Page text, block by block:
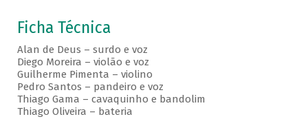
Ficha Técnica
Alan de Deus – surdo e voz
Diego Moreira – violão e voz
Guilherme Pimenta – violino
Pedro Santos – pandeiro e voz
Thiago Gama – cavaquinho e bandolim
Thiago Oliveira – bateria